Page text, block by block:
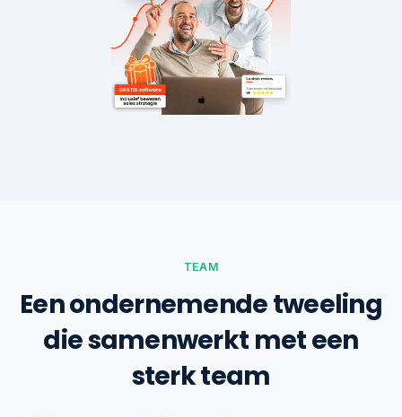
TEAM
Een ondernemende tweeling
die samenwerkt met een
sterk team